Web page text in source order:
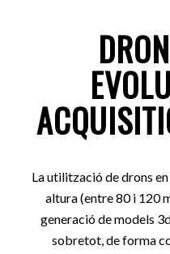
La utilització de drons
altura (entre 80 i 120
generació de models
sobretot, de forma